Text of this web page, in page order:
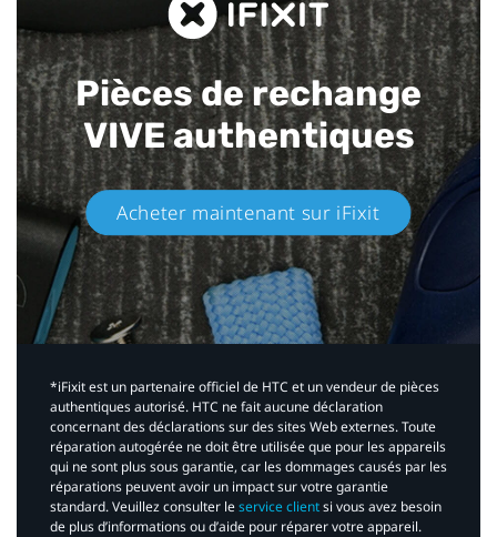
Pièces de rechange
VIVE authentiques​
Acheter maintenant sur iFixit​
*iFixit est un partenaire officiel de HTC et un vendeur de pièces
authentiques autorisé. HTC ne fait aucune déclaration
concernant des déclarations sur des sites Web externes. Toute
réparation autogérée ne doit être utilisée que pour les appareils
qui ne sont plus sous garantie, car les dommages causés par les
réparations peuvent avoir un impact sur votre garantie
standard. Veuillez consulter leservice clientsi vous avez besoin
de plus d’informations ou d’aide pour réparer votre appareil.​